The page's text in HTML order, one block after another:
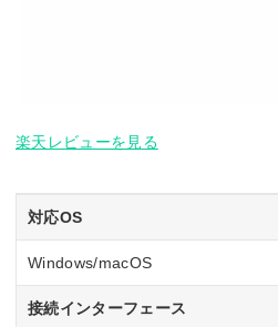
楽天レビューを見る
対応OS
Windows/macOS
接続インターフェース